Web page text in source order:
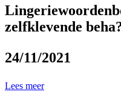
zelfklevende
24/11/2021
Lees meer